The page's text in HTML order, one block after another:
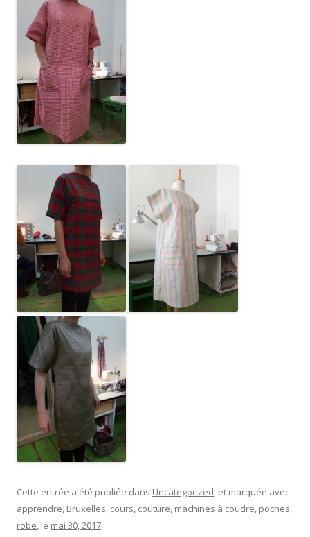
Cette entrée a été publiée dans Uncategorized, et marquée avec
apprendre, Bruxelles, cours, couture, machines à coudre, poches,
robe, le mai 30, 2017 .